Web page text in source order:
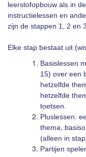
leerstofopbouw als in
instructielessen en
zijn de stappen 1, 2 en
Elke stap bestaat uit
Basislessen
15) over een
hetzelfde
hetzelfde
toetsen.
Pluslessen:
thema,
(alleen in stap
Partijen